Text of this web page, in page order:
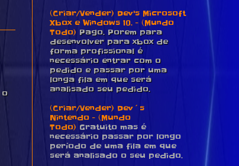
o
(Criar/Vender) Dev's Microsoft
Xbox e Windows 10. - (Mundo
Todo) Pago. Porem para
desenvolver para xbox de
forma profissional é
necessário entrar com o
pedido e passar por uma
longa fila em que será
analisado seu pedido.
(Criar/Vender) Dev´s
Nintendo - (Mundo
Todo) Gratuito mas é
necessário passar por longo
período de uma fila em que
será analisado o seu pedido.